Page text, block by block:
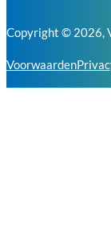
Copyright © 2026,
Voorwaarden